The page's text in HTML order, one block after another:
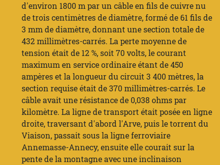
d'environ 1800 m par un câble en fils de cuivre nu
de trois centimètres de diamètre, formé de 61 fils de
3 mm de diamètre, donnant une section totale de
432 millimètres-carrés. La perte moyenne de
tension était de 12 %, soit 70 volts, le courant
maximum en service ordinaire étant de 450
ampères et la longueur du circuit 3 400 mètres, la
section requise était de 370 millimètres-carrés. Le
câble avait une résistance de 0,038 ohms par
kilomètre. La ligne de transport était posée en ligne
droite, traversant d'abord l'Arve, puis le torrent du
Viaison, passait sous la ligne ferroviaire
Annemasse-Annecy, ensuite elle courait sur la
pente de la montagne avec une inclinaison